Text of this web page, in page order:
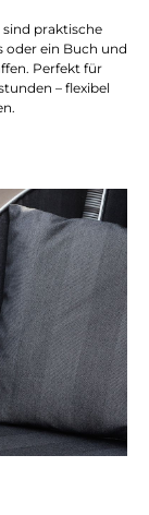
praktische
oder ein Buch und
Perfekt für
– flexibel